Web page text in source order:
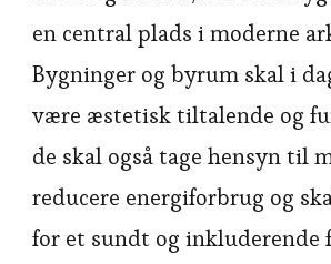
en central plads i moderne
Bygninger og byrum skal i
være æstetisk tiltalende og
de skal også tage hensyn til
reducere energiforbrug og
for et sundt og inkluderende